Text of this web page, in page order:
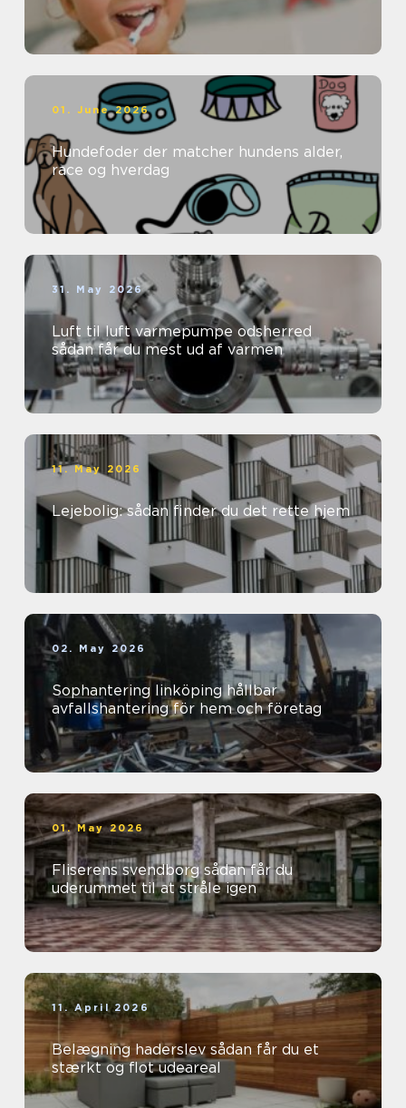
01. June 2026
Hundefoder der matcher hundens alder,
race og hverdag
31. May 2026
Luft til luft varmepumpe odsherred
sådan får du mest ud af varmen
11. May 2026
Lejebolig: sådan finder du det rette hjem
02. May 2026
Sophantering linköping hållbar
avfallshantering för hem och företag
01. May 2026
Fliserens svendborg sådan får du
uderummet til at stråle igen
11. April 2026
Belægning haderslev sådan får du et
stærkt og flot udeareal